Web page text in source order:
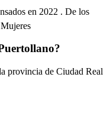
en 2022 . De los
provincia de Ciudad Real